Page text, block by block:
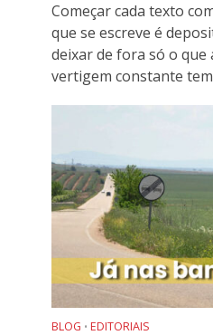
Começar cada texto
que se escreve é
deixar de fora só o que
vertigem constante
BLOG • EDITORIAIS